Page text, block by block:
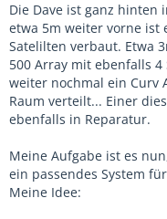
Die Dave ist ganz hinten
etwa 5m weiter vorne ist
Satelilten verbaut. Etwa
500 Array mit ebenfalls
weiter nochmal ein Curv
Raum verteilt... Einer
ebenfalls in Reparatur.
Meine Aufgabe ist es
ein passendes System
Meine Idee: